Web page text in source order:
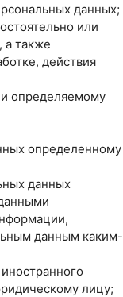
данных;
или
а также
действия
определяемому
определенному
данных
данным каким-
лицу;